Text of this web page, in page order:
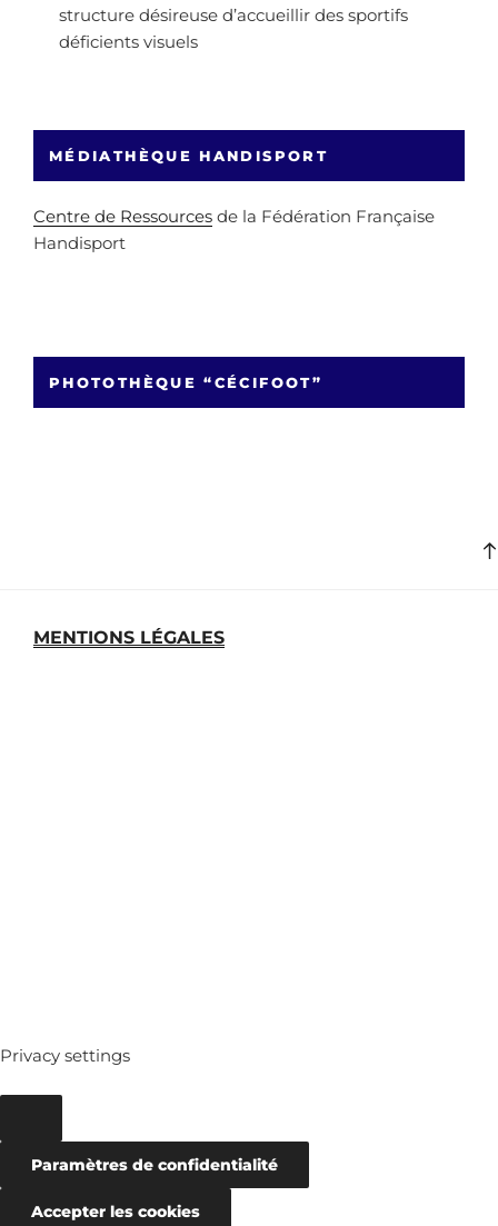
structure désireuse d’accueillir des sportifs
déficients visuels
MÉDIATHÈQUE HANDISPORT
Centre de Ressources de la Fédération Française
Handisport
PHOTOTHÈQUE “CÉCIFOOT”
MENTIONS LÉGALES
Privacy settings
Paramètres de confidentialité
Accepter les cookies